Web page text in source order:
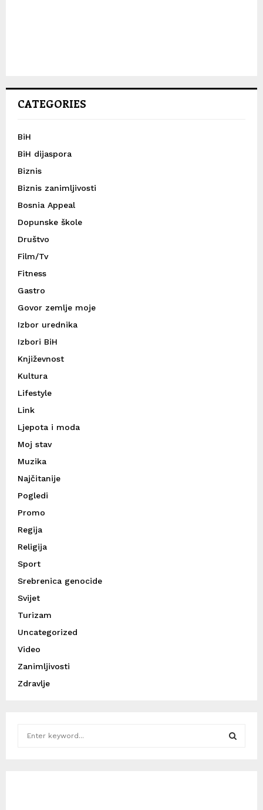
CATEGORIES
BiH
BiH dijaspora
Biznis
Biznis zanimljivosti
Bosnia Appeal
Dopunske škole
Društvo
Film/Tv
Fitness
Gastro
Govor zemlje moje
Izbor urednika
Izbori BiH
Književnost
Kultura
Lifestyle
Link
Ljepota i moda
Moj stav
Muzika
Najčitanije
Pogledi
Promo
Regija
Religija
Sport
Srebrenica genocide
Svijet
Turizam
Uncategorized
Video
Zanimljivosti
Zdravlje